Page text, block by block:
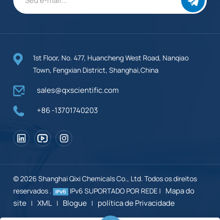
1st Floor, No. 477, Huancheng West Road, Nanqiao
Town, Fengxian District, Shanghai,China
sales@qxscientific.com
+86 -13701740203
© 2026 Shanghai Qixi Chemicals Co., Ltd. Todos os direitos
reservados .
IPv6 SUPORTADO POR REDE | Mapa do
site | XML | Blogue | política de Privacidade